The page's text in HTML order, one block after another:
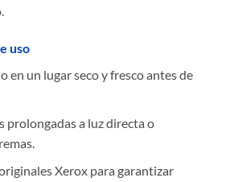
uso
en un lugar seco y fresco antes de
prolongadas a luz directa o
Xerox para garantizar